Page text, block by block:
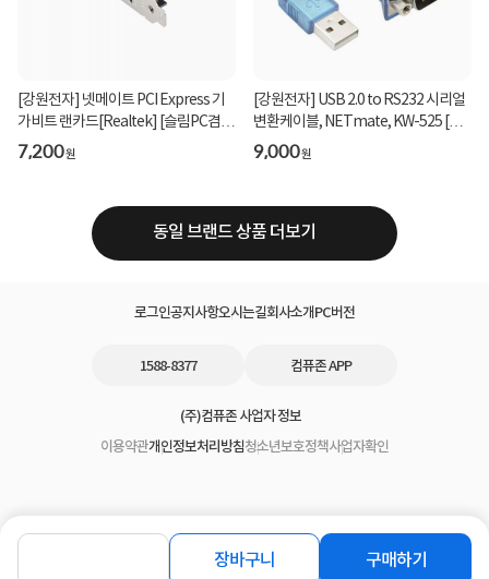
장바구니 구매하기
[강원전자] 넷메이트 PCI Express 기
가비트 랜카드[Realtek] [슬림PC겸
용] [NM-PL11 ]...
7,200원
[강원전자] USB 2.0 to RS232 시리얼
변환케이블, NETmate, KW-525 [투
명블루/0.45m]
9,000원
동일 브랜드 상품 더보기
로그인공지사항오시는길회사소개PC버전
1588-8377 컴퓨존 APP
(주)컴퓨존 사업자 정보
이용약관개인정보처리방침청소년보호정책사업자확인